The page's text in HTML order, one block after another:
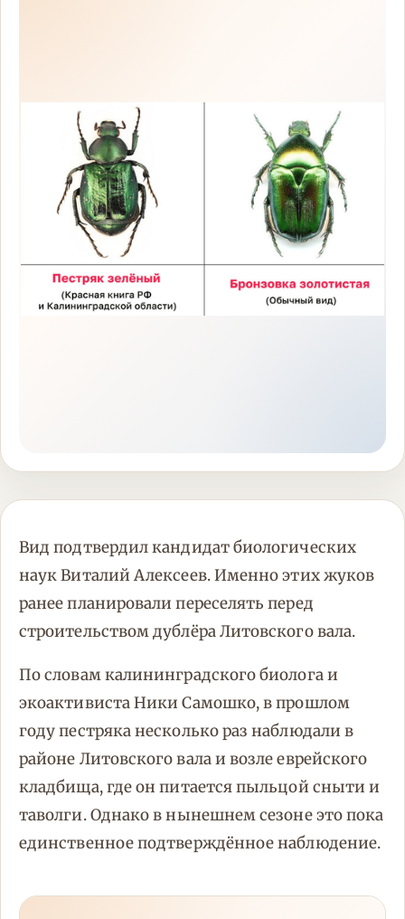
Вид подтвердил кандидат биологических
наук Виталий Алексеев. Именно этих жуков
ранее планировали переселять перед
строительством дублёра Литовского вала.
По словам калининградского биолога и
экоактивиста Ники Самошко, в прошлом
году пестряка несколько раз наблюдали в
районе Литовского вала и возле еврейского
кладбища, где он питается пыльцой сныти и
таволги. Однако в нынешнем сезоне это пока
единственное подтверждённое наблюдение.